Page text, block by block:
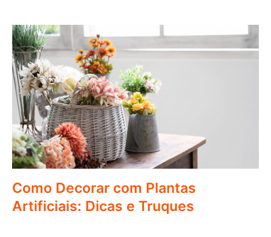
Como Decorar com Plantas
Artificiais: Dicas e Truques